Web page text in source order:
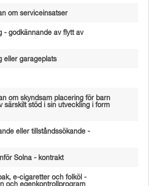
om serviceinsatser
- godkännande av flytt av
eller garageplats
om skyndsam placering för barn
särskilt stöd i sin utveckling i form
eller tillståndssökande -
Solna - kontrakt
e-cigaretter och folköl -
och egenkontrollprogram